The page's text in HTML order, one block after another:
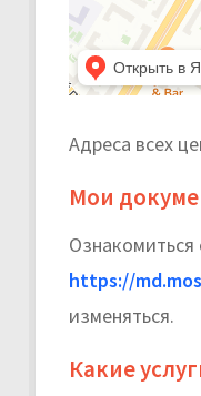
Адреса всех
Мои
https://
изменяться.
Какие